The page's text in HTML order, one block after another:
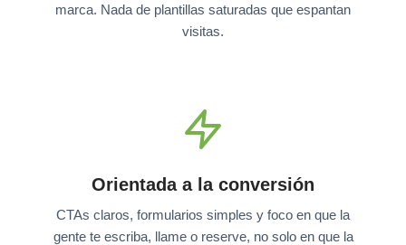
marca. Nada de plantillas saturadas que espantan
visitas.
Orientada a la conversión
CTAs claros, formularios simples y foco en que la
gente te escriba, llame o reserve, no solo en que la